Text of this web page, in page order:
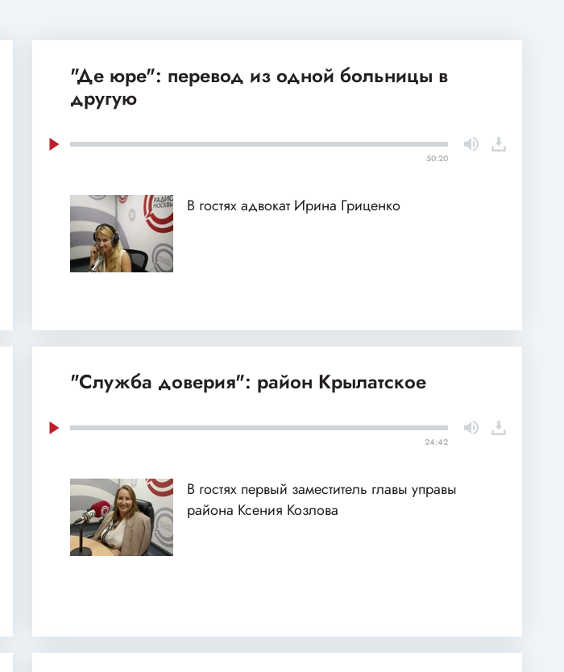
"Де юре": перевод из одной больницы в
другую
50:20
В гостях адвокат Ирина Гриценко
"Служба доверия": район Крылатское
24:42
В гостях первый заместитель главы управы
района Ксения Козлова